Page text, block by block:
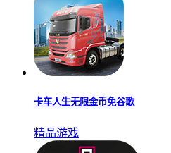
卡车人生无限金币免谷歌
精品游戏